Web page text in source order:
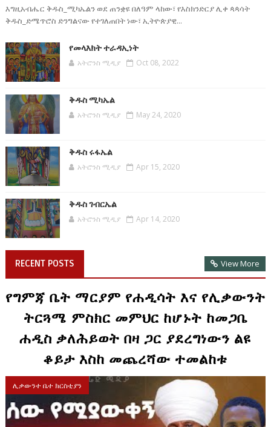
እግዚአብሔር ቅዱስ_ሚካኤልን ወደ ጠንቋዩ በለዓም ላከው፣ የእስክንድርያ ሊቀ ጳጳሳት
ቅዱስ_ድሜጥሮስ ድንግልናው የተገለጠበት ነው፣ ኢትዮጵያዊ...
የመላእክት ተራዳኢነት
አትሮንስ ሚዲያ
Oct 08, 2022
ቅዱስ ሚካኤል
አትሮንስ ሚዲያ
May 24, 2020
ቅዱስ ሩፋኤል
አትሮንስ ሚዲያ
Apr 15, 2020
ቅዱስ ገብርኤል
አትሮንስ ሚዲያ
Apr 14, 2020
RECENT POSTS View More
የግምጃ ቤት ማርያም የሐዲሳት እና የሊቃውንት
ትርጓሜ ምስክር መምህር ከሆኑት ከመጋቤ
ሐዲስ ቃለሕይወት በዛ ጋር ያደረግነውን ልዩ
ቆይታ እስከ መጨረሻው ተመልከቱ
ሊቃውንተ ቤተ ክርስቲያን